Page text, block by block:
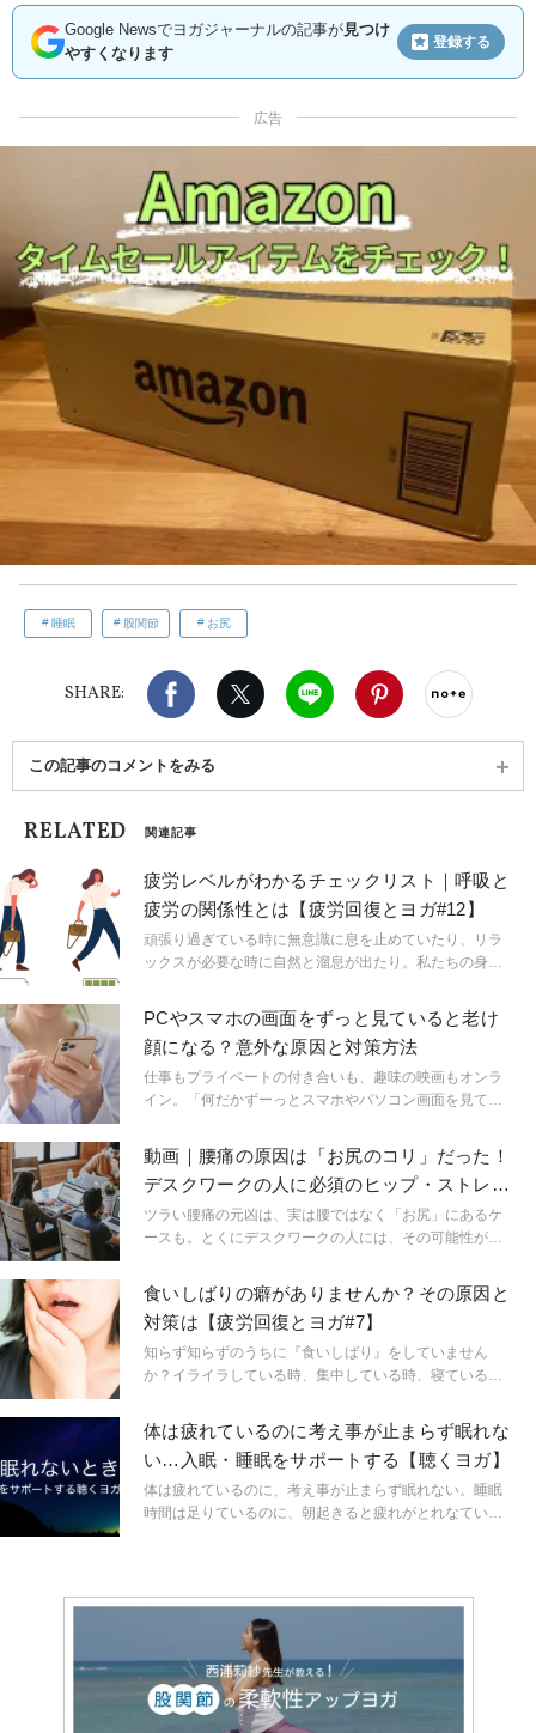
Google Newsでヨガジャーナルの記事が見つけ
やすくなります
登録する
広告
睡眠 股関節 お尻
SHARE:
Facebook X（旧twitter）
LINE Pinterest
この記事のコメントをみる
RELATED 関連記事
疲労レベルがわかるチェックリスト｜呼吸と
疲労の関係性とは【疲労回復とヨガ#12】
頑張り過ぎている時に無意識に息を止めていたり、リラ
ックスが必要な時に自然と溜息が出たり。私たちの身体
識に繰り返している呼吸。その呼吸を意識的に観察する
ことで今の自分の状態を知ることが出来るし、呼吸によ
って疲労を軽減することも可能です。そしてヨガの練習
は、呼吸の持つ力を最大限に引き出すものでもありま
す。 今回の【疲労回復とヨガ】では自分の呼吸をチェッ
のヨガポーズもお伝えしていきますので、ぜひ実践され
て下さいね。
PCやスマホの画面をずっと見ていると老け
顔になる？意外な原因と対策方法
仕事もプライベートの付き合いも、趣味の映画もオンラ
イン。「何だかずーっとスマホやパソコン画面を見てい
れ、眼精疲労から頭皮が凝り固まってしまっている証拠
かもしれません。
動画｜腰痛の原因は「お尻のコリ」だった！
デスクワークの人に必須のヒップ・ストレッ
チ
ツラい腰痛の元凶は、実は腰ではなく「お尻」にあるケ
ースも。とくにデスクワークの人には、その可能性が
を、ヨガインストラクターの西畑亜美先生に教えていた
だきました。
食いしばりの癖がありませんか？その原因と
対策は【疲労回復とヨガ#7】
知らず知らずのうちに『食いしばり』をしていません
か？イライラしている時、集中している時、寝ている
く、リラックスを促されて初めて食いしばりの癖に気が
付く人もいます。 今回の【疲労回復とヨガ】では肩コリ
や首コリ・ストレスとも関連が深い、食いしばりの原因
とその対策を探っていきます。歯科衛生士オススメの顔
マッサージもご紹介していきますので、試してみて下さ
体は疲れているのに考え事が止まらず眠れな
い…入眠・睡眠をサポートする【聴くヨガ】
体は疲れているのに、考え事が止まらず眠れない。睡眠
時間は足りているのに、朝起きると疲れがとれなていな
「聴くヨガ」をお届けします。